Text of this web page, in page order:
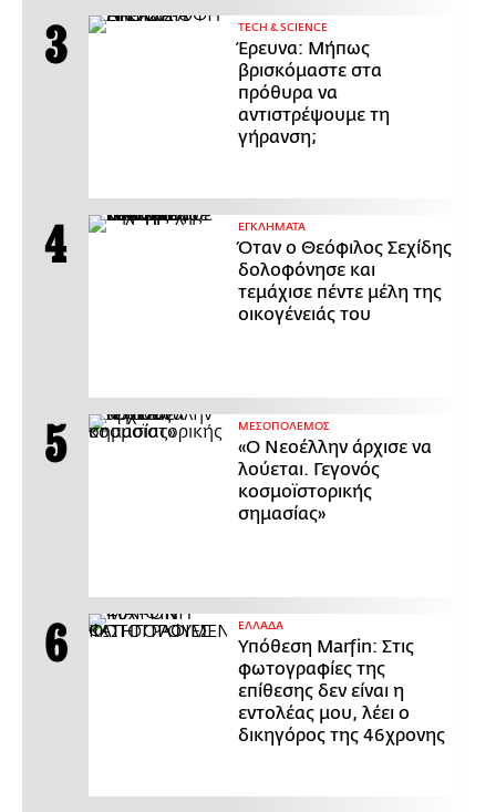
ΤECH & SCIENCE
Έρευνα: Μήπως
βρισκόμαστε στα
πρόθυρα να
αντιστρέψουμε τη
γήρανση;
ΕΓΚΛΗΜΑΤΑ
Όταν ο Θεόφιλος Σεχίδης
δολοφόνησε και
τεμάχισε πέντε μέλη της
οικογένειάς του
ΜΕΣΟΠΟΛΕΜΟΣ
«Ο Νεοέλλην άρχισε να
λούεται. Γεγονός
κοσμοϊστορικής
σημασίας»
ΕΛΛΑΔΑ
Υπόθεση Marfin: Στις
φωτογραφίες της
επίθεσης δεν είναι η
εντολέας μου, λέει ο
δικηγόρος της 46χρονης